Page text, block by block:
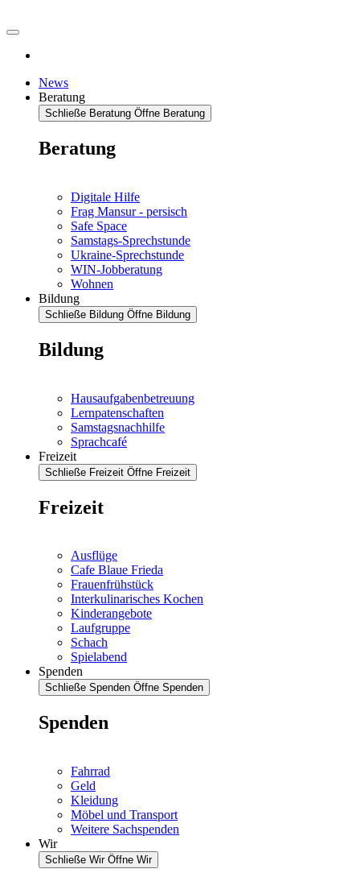
News
Beratung
Schließe Beratung Öffne Beratung
Beratung
Digitale Hilfe
Frag Mansur - persisch
Safe Space
Samstags-Sprechstunde
Ukraine-Sprechstunde
WIN-Jobberatung
Wohnen
Bildung
Schließe Bildung Öffne Bildung
Bildung
Hausaufgabenbetreuung
Lernpatenschaften
Samstagsnachhilfe
Sprachcafé
Freizeit
Schließe Freizeit Öffne Freizeit
Freizeit
Ausflüge
Cafe Blaue Frieda
Frauenfrühstück
Interkulinarisches Kochen
Kinderangebote
Laufgruppe
Schach
Spielabend
Spenden
Schließe Spenden Öffne Spenden
Spenden
Fahrrad
Geld
Kleidung
Möbel und Transport
Weitere Sachspenden
Wir
Schließe Wir Öffne Wir